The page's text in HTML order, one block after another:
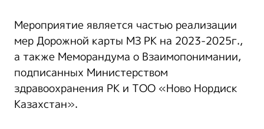
Мероприятие является частью реализации
мер Дорожной карты МЗ РК на 2023-2025г.,
а также Меморандума о Взаимопонимании,
подписанных Министерством
здравоохранения РК и ТОО «Ново Нордиск
Казахстан».